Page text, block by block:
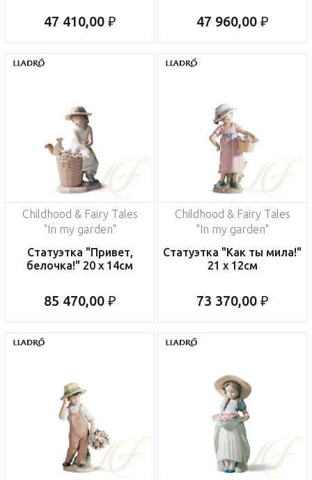
47 410,00 ₽ 47 960,00 ₽
Childhood & Fairy Tales
"In my garden"
Статуэтка "Привет,
белочка!" 20 x 14см
85 470,00 ₽
Childhood & Fairy Tales
"In my garden"
Статуэтка "Как ты мила!"
21 x 12см
73 370,00 ₽